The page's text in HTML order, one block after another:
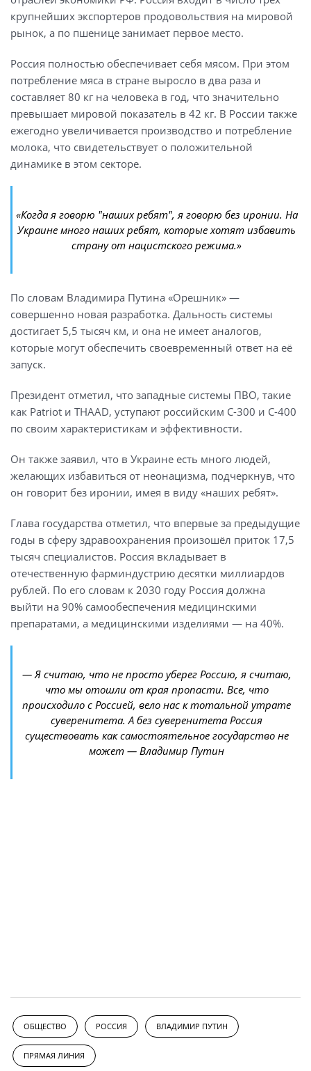
крупнейших экспортеров продовольствия на мировой
рынок, а по пшенице занимает первое место.
Россия полностью обеспечивает себя мясом. При этом
потребление мяса в стране выросло в два раза и
составляет 80 кг на человека в год, что значительно
превышает мировой показатель в 42 кг. В России также
ежегодно увеличивается производство и потребление
молока, что свидетельствует о положительной
динамике в этом секторе.
«Когда я говорю "наших ребят", я говорю без иронии. На
Украине много наших ребят, которые хотят избавить
страну от нацистского режима.»
По словам Владимира Путина «Орешник» —
совершенно новая разработка. Дальность системы
достигает 5,5 тысяч км, и она не имеет аналогов,
которые могут обеспечить своевременный ответ на её
запуск.
Президент отметил, что западные системы ПВО, такие
как Patriot и THAAD, уступают российским С-300 и С-400
по своим характеристикам и эффективности.
Он также заявил, что в Украине есть много людей,
желающих избавиться от неонацизма, подчеркнув, что
он говорит без иронии, имея в виду «наших ребят».
Глава государства отметил, что впервые за предыдущие
годы в сферу здравоохранения произошёл приток 17,5
тысяч специалистов. Россия вкладывает в
отечественную фарминдустрию десятки миллиардов
рублей. По его словам к 2030 году Россия должна
выйти на 90% самообеспечения медицинскими
препаратами, а медицинскими изделиями — на 40%.
— Я считаю, что не просто уберег Россию, я считаю,
что мы отошли от края пропасти. Все, что
происходило с Россией, вело нас к тотальной утрате
суверенитета. А без суверенитета Россия
существовать как самостоятельное государство не
может — Владимир Путин
ОБЩЕСТВО РОССИЯ ВЛАДИМИР ПУТИН
ПРЯМАЯ ЛИНИЯ